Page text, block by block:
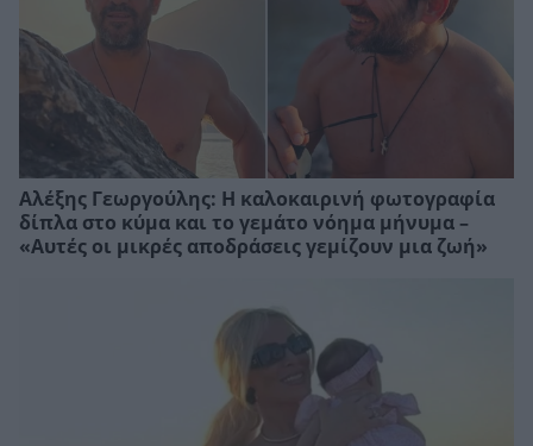
Αλέξης Γεωργούλης: Η καλοκαιρινή φωτογραφία
δίπλα στο κύμα και το γεμάτο νόημα μήνυμα –
«Αυτές οι μικρές αποδράσεις γεμίζουν μια ζωή»